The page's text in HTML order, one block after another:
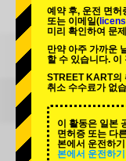
예약 후, 운전 면허
또는 이메일(
미리 확인하여 문
만약 아주 가까운
할 수 있습니다.
STREET KART의
취소 수수료가 없
이 활동은 일본
면허증 또는 다
본에서 운전하
본에서 운전하